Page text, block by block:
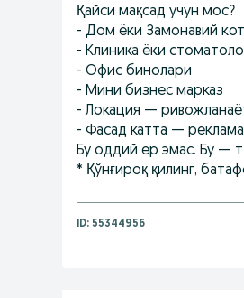
Қайси мақсад учун мос?
- Дом ёки Замонавий
- Клиника ёки
- Офис бинолари
- Мини бизнес марказ
- Локация —
- Фасад катта —
Бу оддий ер эмас. Бу —
* Қўнғироқ қилинг,
ID: 55344956